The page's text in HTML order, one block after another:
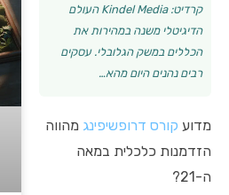
קרדיט: Kindel Media העולם
הדיגיטלי משנה במהירות את
הכללים במשק הגלובלי. עסקים
רבים נהנים היום מהא…
מדוע קורס דרופשיפינג מהווה
הזדמנות כלכלית במאה
ה-21?